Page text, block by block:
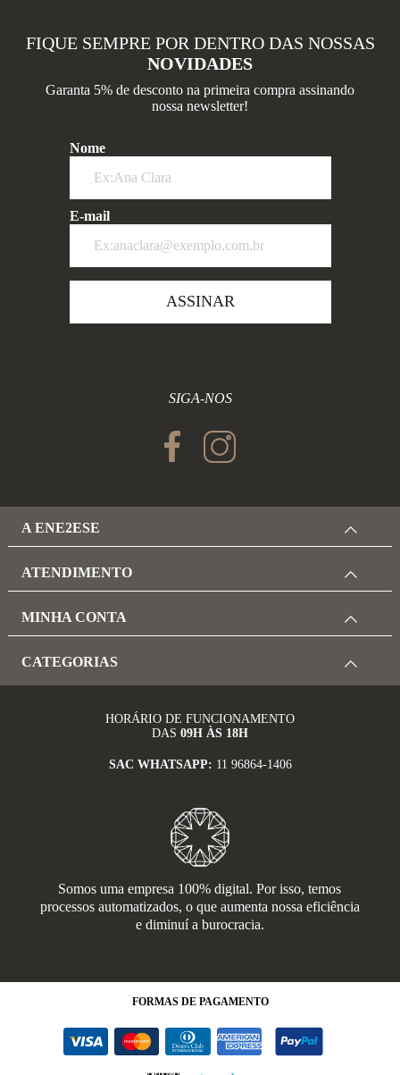
FIQUE SEMPRE POR DENTRO DAS NOSSAS
NOVIDADES
Garanta 5% de desconto na primeira compra assinando
nossa newsletter!
Nome
E-mail
ASSINAR
SIGA-NOS
A ENE2ESE
ATENDIMENTO
MINHA CONTA
CATEGORIAS
HORÁRIO DE FUNCIONAMENTO
DAS 09H ÀS 18H
SAC WHATSAPP: 11 96864-1406
Somos uma empresa 100% digital. Por isso, temos
processos automatizados, o que aumenta nossa eficiência
e diminuí a burocracia.
FORMAS DE PAGAMENTO